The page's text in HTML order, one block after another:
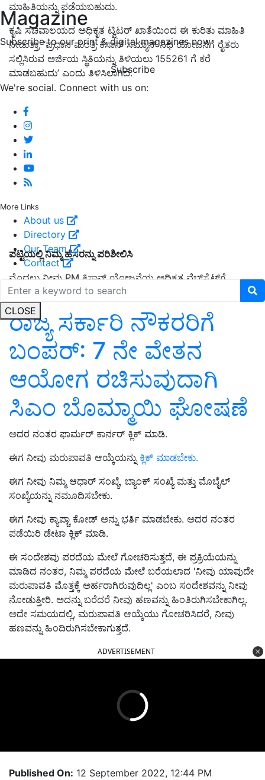
Magazine
Subscribe to our print & digital magazines now
Subscribe
We're social. Connect with us on:
More Links
About us
Directory
Our Team
Contact
CLOSE
ಮಾಹಿತಿಯನ್ನು ಪಡೆಯಬಹುದು.
ಕೃಷಿ ಸಚಿವಾಲಯದ ಅಧಿಕೃತ ಟ್ವಿಟರ್ ಖಾತೆಯಿಂದ ಈ ಕುರಿತು ಮಾಹಿತಿ
ನೀಡುತ್ತಾ, ‘ಪ್ರಧಾನ ಮಂತ್ರಿ ಕಿಸಾನ್ ಸಮ್ಮಾನ್ ನಿಧಿ ಯೋಜನೆಗೆ ರೈತರು
ಸಲ್ಲಿಸಿರುವ ಅರ್ಜಿಯ ಸ್ಥಿತಿಯನ್ನು ತಿಳಿಯಲು 155261 ಗೆ ಕರೆ
ಮಾಡಬಹುದು’ ಎಂದು ತಿಳಿಸಿಲಾಗಿದೆ.
ಪಟ್ಟಿಯಲ್ಲಿ ನಿಮ್ಮಹೆಸರನ್ನುಪರಿಶೀಲಿಸಿ
ಮೊದಲು ನೀವು PM ಕಿಸಾನ್ ಯೋಜನೆಯ ಅಧಿಕೃತ ವೆಬ್‌ಸೈಟ್‌ಗೆ
ಹೋಗಬೇಕು.
ರಾಜ್ಯ ಸರ್ಕಾರಿ ನೌಕರರಿಗೆ
ಬಂಪರ್‌: 7 ನೇ ವೇತನ
ಆಯೋಗ ರಚಿಸುವುದಾಗಿ
ಸಿಎಂ ಬೊಮ್ಮಾಯಿ ಘೋಷಣೆ
ಅದರ ನಂತರ ಫಾರ್ಮರ್ ಕಾರ್ನರ್ ಕ್ಲಿಕ್ ಮಾಡಿ.
ಈಗ ನೀವು ಮರುಪಾವತಿ ಆಯ್ಕೆಯನ್ನುಕ್ಲಿಕ್ ಮಾಡಬೇಕು.
ಈಗ ನೀವು ನಿಮ್ಮ ಆಧಾರ್ ಸಂಖ್ಯೆ, ಬ್ಯಾಂಕ್ ಸಂಖ್ಯೆ ಮತ್ತು ಮೊಬೈಲ್
ಸಂಖ್ಯೆಯನ್ನು ನಮೂದಿಸಬೇಕು.
ಈಗ ನೀವು ಕ್ಯಾಪ್ಚಾ ಕೋಡ್ ಅನ್ನು ಭರ್ತಿ ಮಾಡಬೇಕು. ಅದರ ನಂತರ
ಪಡೆಯಿರಿ ಡೇಟಾ ಕ್ಲಿಕ್ ಮಾಡಿ.
ಈ ಸಂದೇಶವು ಪರದೆಯ ಮೇಲೆ ಗೋಚರಿಸುತ್ತದೆ, ಈ ಪ್ರಕ್ರಿಯೆಯನ್ನು
ಮಾಡಿದ ನಂತರ, ನಿಮ್ಮ ಪರದೆಯ ಮೇಲೆ ಬರೆಯಲಾದ 'ನೀವು ಯಾವುದೇ
ಮರುಪಾವತಿ ಮೊತ್ತಕ್ಕೆ ಅರ್ಹರಾಗಿರುವುದಿಲ್ಲ' ಎಂಬ ಸಂದೇಶವನ್ನು ನೀವು
ನೋಡುತ್ತೀರಿ. ಅದನ್ನು ಬರೆದರೆ ನೀವು ಹಣವನ್ನು ಹಿಂತಿರುಗಿಸಬೇಕಾಗಿಲ್ಲ.
ಅದೇ ಸಮಯದಲ್ಲಿ, ಮರುಪಾವತಿ ಆಯ್ಕೆಯು ಗೋಚರಿಸಿದರೆ, ನೀವು
ಹಣವನ್ನು ಹಿಂದಿರುಗಿಸಬೇಕಾಗುತ್ತದೆ.
ADVERTISEMENT
Published On: 12 September 2022, 12:44 PM